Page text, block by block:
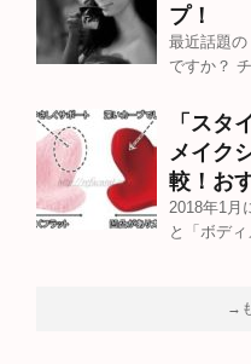
プ！
最近話題
ですか？
「スタ
メイク
較！お
2018年1月
と「ボディ
→